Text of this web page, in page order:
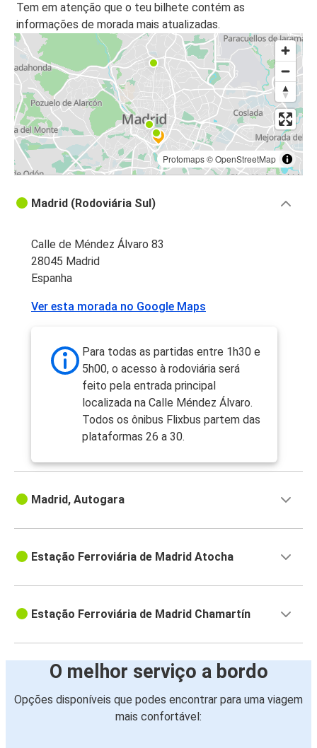
Tem em atenção que o teu bilhete contém as
informações de morada mais atualizadas.
Protomaps©OpenStreetMap
Madrid (Rodoviária Sul)
Calle de Méndez Álvaro 83
28045 Madrid
Espanha
Ver esta morada no Google Maps
Para todas as partidas entre 1h30 e
5h00, o acesso à rodoviária será
feito pela entrada principal
localizada na Calle Méndez Álvaro.
Todos os ônibus Flixbus partem das
plataformas 26 a 30.
Madrid, Autogara
Estação Ferroviária de Madrid Atocha
Estação Ferroviária de Madrid Chamartín
O melhor serviço a bordo
Opções disponíveis que podes encontrar para uma viagem
mais confortável: